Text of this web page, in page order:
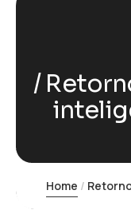
Home Retorno